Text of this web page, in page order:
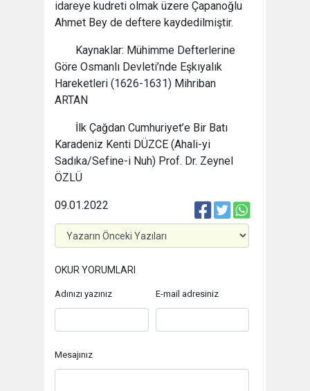
idareye kudreti olmak üzere Çapanoğlu
Ahmet Bey de deftere kaydedilmiştir.
Kaynaklar: Mühimme Defterlerine
Göre Osmanlı Devleti’nde Eşkıyalık
Hareketleri (1626-1631) Mihriban
ARTAN
İlk Çağdan Cumhuriyet’e Bir Batı
Karadeniz Kenti DÜZCE (Ahali-yi
Sadıka/Sefine-i Nuh) Prof. Dr. Zeynel
ÖZLÜ
09.01.2022
OKUR YORUMLARI
Adınızı yazınız E-mail adresiniz
Mesajınız